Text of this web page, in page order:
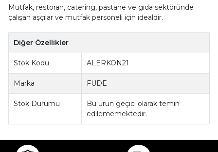
Mutfak, restoran, catering, pastane ve gıda sektöründe
çalışan aşçılar ve mutfak personeli için idealdir.
Diğer Özellikler
Stok Kodu ALERKON21
Marka FUDE
Stok Durumu
Bu ürün geçici olarak temin
edilememektedir.